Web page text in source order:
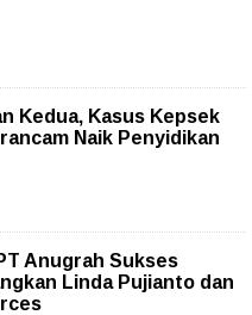
Kedua, Kasus Kepsek
Naik Penyidikan
Anugrah Sukses
Linda Pujianto dan